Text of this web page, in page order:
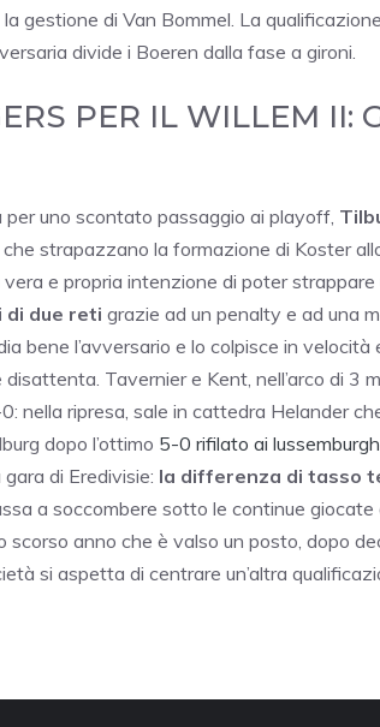
gestione di Van Bommel. La
divide i Boeren dalla fase a gironi.
PER IL WILLEM II:
uno scontato passaggio ai playoff,
che strapazzano la formazione di Koster
e propria intenzione di poter
di due reti grazie ad un penalty e ad una
bene l’avversario e lo colpisce in
Tavernier e Kent, nell’arco di 3
nella ripresa, sale in cattedra Helander
dopo l’ottimo 5-0 rifilato ai
gara di Eredivisie: la differenza di tasso
a soccombere sotto le continue
anno che è valso un posto, dopo
si aspetta di centrare un’altra